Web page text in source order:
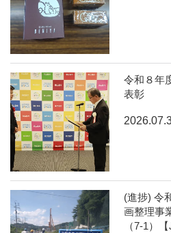
令和８年
表彰
(進捗) 令
画整理事
（7-1）【